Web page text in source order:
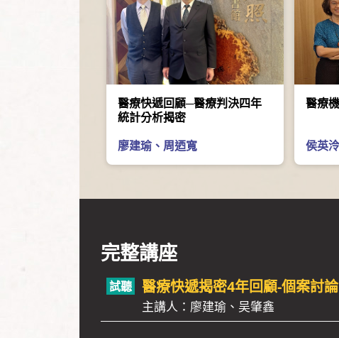
醫療快遞回顧─醫療判決四年
統計分析揭密
廖建瑜、 周迺寬
醫療
侯英泠
完整講座
醫療快遞揭密4年回顧-個案討論
主講人：廖建瑜、吴肇鑫